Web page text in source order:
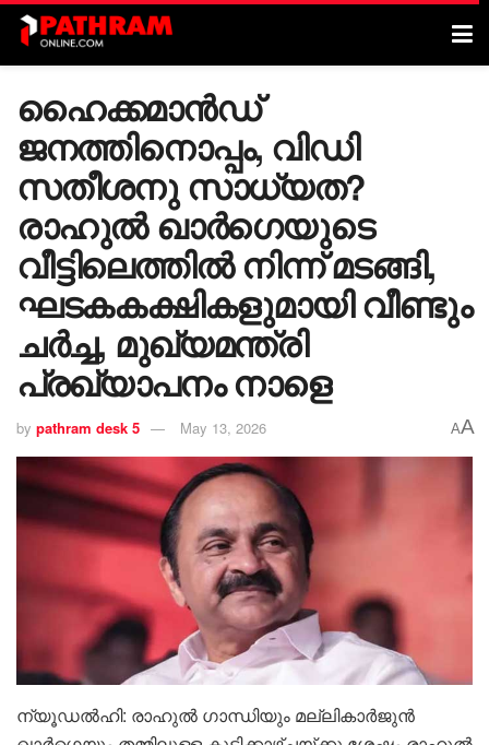
ഹൈക്കമാൻഡ്
ജനത്തിനൊപ്പം, വിഡി
സതീശനു സാധ്യത?
രാഹുൽ ഖാർ​ഗെയുടെ
വീട്ടിലെത്തിൽ നിന്ന് മടങ്ങി,
ഘടകകക്ഷികളുമായി വീണ്ടും
ചർച്ച, മുഖ്യമന്ത്രി
പ്രഖ്യാപനം നാളെ
by pathram desk 5 May 13, 2026 AA
ന്യൂഡൽഹി: രാഹുൽ ഗാന്ധിയും മല്ലികാർജുൻ